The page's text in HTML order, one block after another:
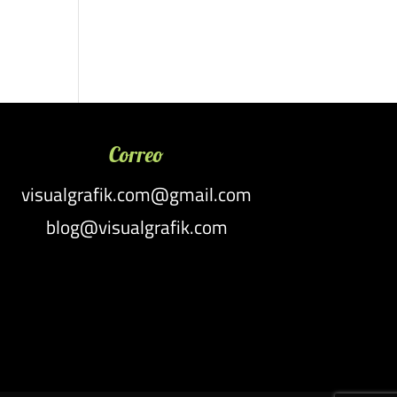
Correo
visualgrafik.com@gmail.com
blog@visualgrafik.com